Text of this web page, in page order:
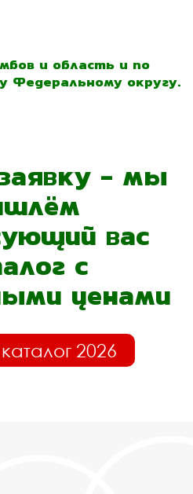
и область и по
Федеральному округу.
- мы
вас
с
ценами
2026